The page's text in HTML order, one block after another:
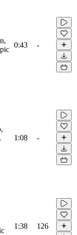
0:43 -
1:08 -
1:38 126